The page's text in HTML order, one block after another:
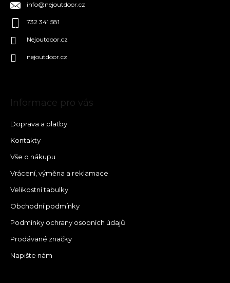
info@nejoutdoor.cz
732 341 581
Nejoutdoor.cz
nejoutdoor.cz
Informace pro vás
Doprava a platby
Kontakty
Vše o nákupu
Vrácení, výměna a reklamace
Velikostní tabulky
Obchodní podmínky
Podmínky ochrany osobních údajů
Prodávané značky
Napište nám